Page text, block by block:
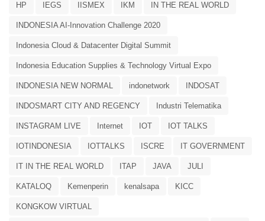
HP IEGS IISMEX IKM IN THE REAL WORLD
INDONESIA AI-Innovation Challenge 2020
Indonesia Cloud & Datacenter Digital Summit
Indonesia Education Supplies & Technology Virtual Expo
INDONESIA NEW NORMAL indonetwork INDOSAT
INDOSMART CITY AND REGENCY Industri Telematika
INSTAGRAM LIVE Internet IOT IOT TALKS
IOTINDONESIA IOTTALKS ISCRE IT GOVERNMENT
IT IN THE REAL WORLD ITAP JAVA JULI
KATALOQ Kemenperin kenalsapa KICC
KONGKOW VIRTUAL